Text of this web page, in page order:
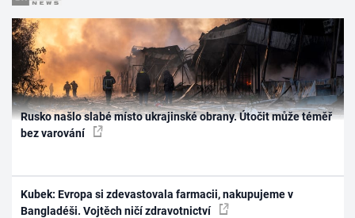
Rusko našlo slabé místo ukrajinské obrany. Útočit může téměř
bez varování
Kubek: Evropa si zdevastovala farmacii, nakupujeme v
Bangladéši. Vojtěch ničí zdravotnictví